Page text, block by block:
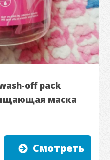
off pack
маска
Смотреть